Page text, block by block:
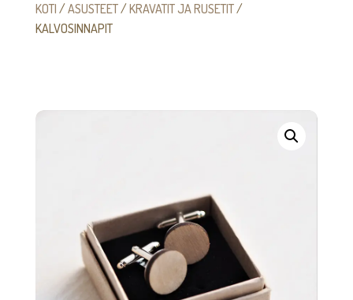
KOTI /ASUSTEET/KRAVATIT JA RUSETIT/
KALVOSINNAPIT